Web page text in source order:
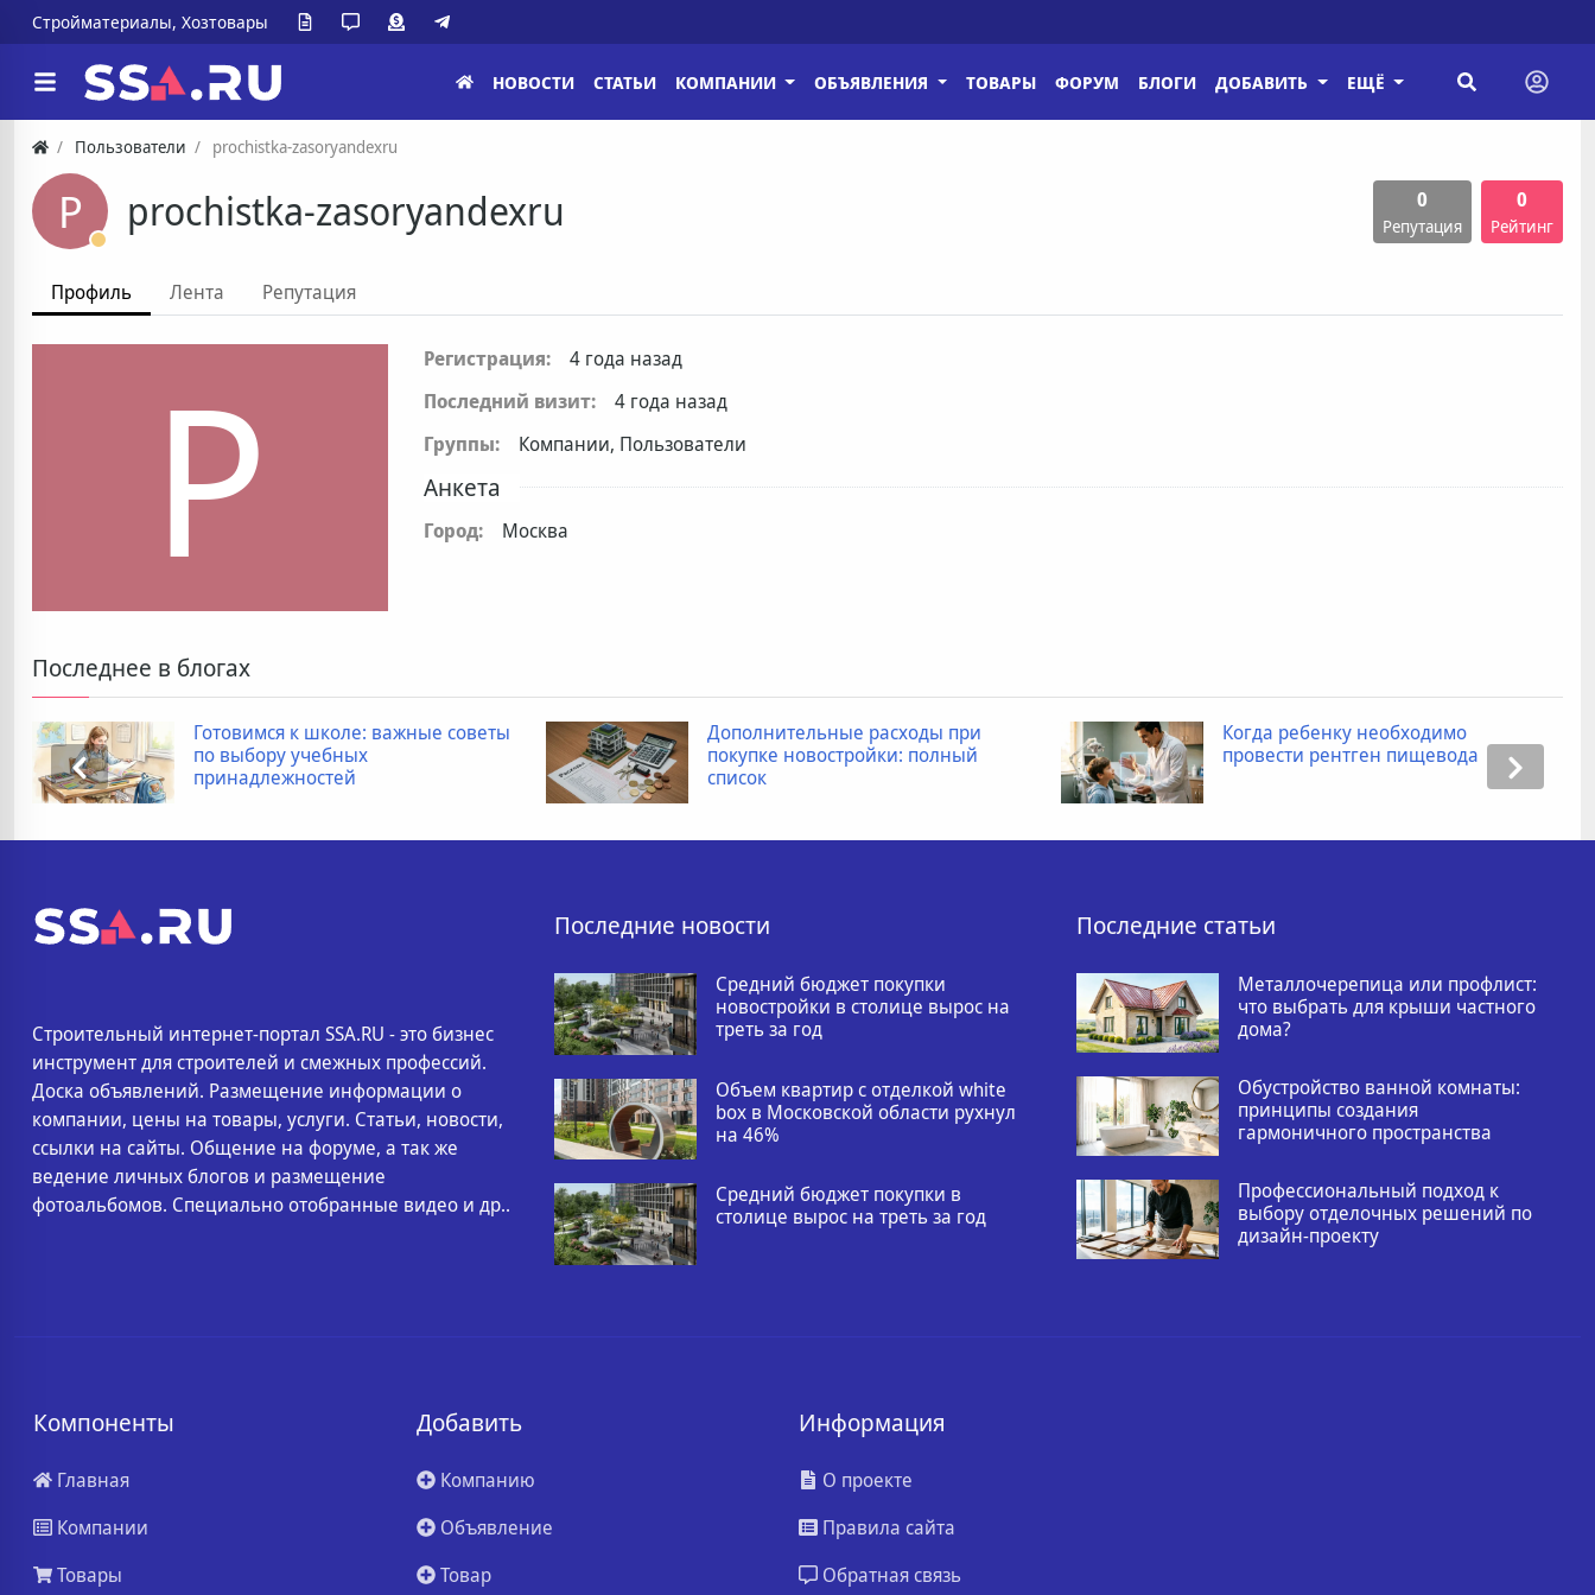
Стройматериалы, Хозтовары
НОВОСТИ СТАТЬИ КОМПАНИИ ОБЪЯВЛЕНИЯ ТОВАРЫ ФОРУМ БЛОГИ ДОБАВИТЬ ЕЩЁ
Пользователи prochistka-zasoryandexru
P prochistka-zasoryandexru 0
Репутация
0
Рейтинг
Профиль Лента Репутация
P Регистрация:
4 года назад
Последний визит:
4 года назад
Группы:
Компании, Пользователи
Анкета
Город: Москва
Последнее в блогах
Готовимся к школе: важные советы
по выбору учебных
принадлежностей
Дополнительные расходы при
покупке новостройки: полный
список
Когда ребенку необходимо
провести рентген пищевода
Строительный интернет-портал SSA.RU - это бизнес
инструмент для строителей и смежных профессий.
Доска объявлений. Размещение информации о
компании, цены на товары, услуги. Статьи, новости,
ссылки на сайты. Общение на форуме, а так же
ведение личных блогов и размещение
фотоальбомов. Специально отобранные видео и др..
Последние новости
Средний бюджет покупки
новостройки в столице вырос на
треть за год
Объем квартир с отделкой white
box в Московской области рухнул
на 46%
Средний бюджет покупки в
столице вырос на треть за год
Последние статьи
Металлочерепица или профлист:
что выбрать для крыши частного
дома?
Обустройство ванной комнаты:
принципы создания
гармоничного пространства
Профессиональный подход к
выбору отделочных решений по
дизайн-проекту
Компоненты
Главная
Компании
Товары
Добавить
Компанию
Объявление
Товар
Информация
О проекте
Правила сайта
Обратная связь